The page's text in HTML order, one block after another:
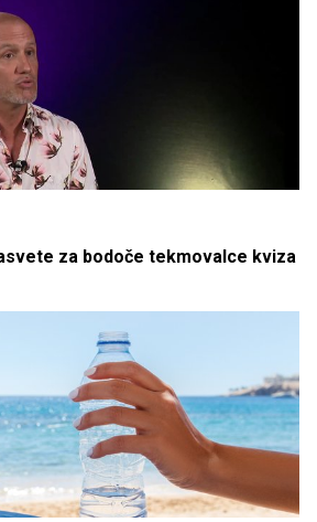
za bodoče tekmovalce kviza